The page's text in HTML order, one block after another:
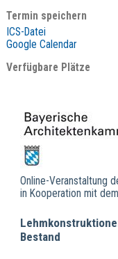
Termin speichern
ICS-Datei
Google Calendar
Verfügbare Plätze
Online-Veranstaltung
in Kooperation mit
Bestand